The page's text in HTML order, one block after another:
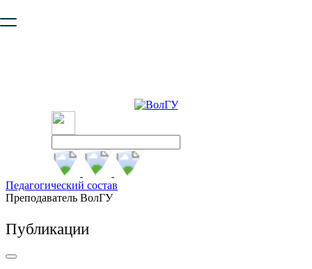
безопасную работу с сайтом. Пожалуйста
Педагогический состав
Преподаватель ВолГУ
Публикации